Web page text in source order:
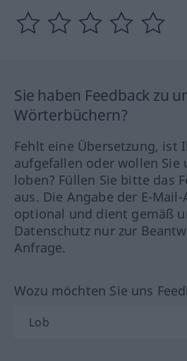
Sie haben Feedback zu
Wörterbüchern?
Fehlt eine Übersetzung, ist
aufgefallen oder wollen Sie
loben? Füllen Sie bitte das
aus. Die Angabe der E-
optional und dient gemäß
Datenschutz nur zur
Anfrage.
Wozu möchten Sie uns